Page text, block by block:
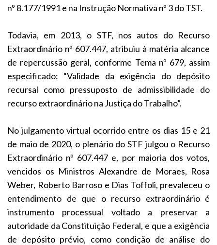
nº 8.177/1991 e na Instrução Normativa nº 3 do TST.
Todavia, em 2013, o STF, nos autos do Recurso
Extraordinário nº 607.447, atribuiu à matéria alcance
de repercussão geral, conforme Tema nº 679, assim
especificado: “Validade da exigência do depósito
recursal como pressuposto de admissibilidade do
recurso extraordinário na Justiça do Trabalho”.
No julgamento virtual ocorrido entre os dias 15 e 21
de maio de 2020, o plenário do STF julgou o Recurso
Extraordinário nº 607.447 e, por maioria dos votos,
vencidos os Ministros Alexandre de Moraes, Rosa
Weber, Roberto Barroso e Dias Toffoli, prevaleceu o
entendimento de que o recurso extraordinário é
instrumento processual voltado a preservar a
autoridade da Constituição Federal, e que a exigência
de depósito prévio, como condição de análise do